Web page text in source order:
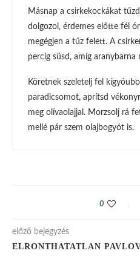
Másnap a csirkekockákat
dolgozol, érdemes előtte fél
megégjen a tűz felett. A
percig süsd, amíg aranybarna
Köretnek szeletelj fel
paradicsomot, aprítsd
meg olívaolajjal. Morzsolj rá
mellé pár szem olajbogyót is.
0
előző bejegyzés
ELRONTHATATLAN